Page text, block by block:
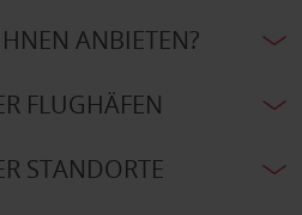
ANBIETEN?
FLUGHÄFEN
STANDORTE